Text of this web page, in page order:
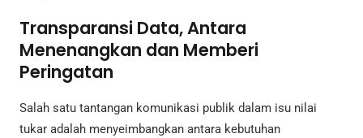
Transparansi Data, Antara
Menenangkan dan Memberi
Peringatan
Salah satu tantangan komunikasi publik dalam isu nilai
tukar adalah menyeimbangkan antara kebutuhan